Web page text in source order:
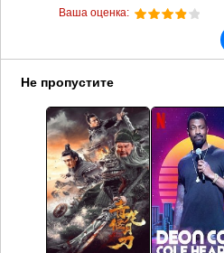
Ваша оценка:
Не пропустите